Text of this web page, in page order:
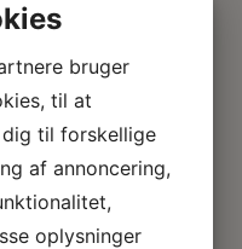
bruger
til at
til forskellige
af annoncering,
oplysninger